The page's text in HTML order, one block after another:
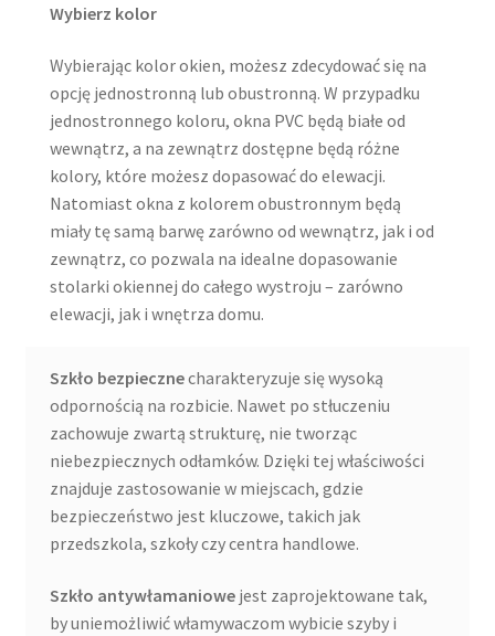
Wybierz kolor
Wybierając kolor okien, możesz zdecydować się na
opcję jednostronną lub obustronną. W przypadku
jednostronnego koloru, okna PVC będą białe od
wewnątrz, a na zewnątrz dostępne będą różne
kolory, które możesz dopasować do elewacji.
Natomiast okna z kolorem obustronnym będą
miały tę samą barwę zarówno od wewnątrz, jak i od
zewnątrz, co pozwala na idealne dopasowanie
stolarki okiennej do całego wystroju – zarówno
elewacji, jak i wnętrza domu.
Szkło bezpiecznecharakteryzuje się wysoką
odpornością na rozbicie. Nawet po stłuczeniu
zachowuje zwartą strukturę, nie tworząc
niebezpiecznych odłamków. Dzięki tej właściwości
znajduje zastosowanie w miejscach, gdzie
bezpieczeństwo jest kluczowe, takich jak
przedszkola, szkoły czy centra handlowe.
Szkło antywłamaniowe jest zaprojektowane tak,
by uniemożliwić włamywaczom wybicie szyby i